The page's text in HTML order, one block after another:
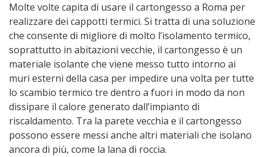
Molte volte capita di usare il cartongesso a Roma per
realizzare dei cappotti termici. Si tratta di una soluzione
che consente di migliore di molto l’isolamento termico,
soprattutto in abitazioni vecchie, il cartongesso è un
materiale isolante che viene messo tutto intorno ai
muri esterni della casa per impedire una volta per tutte
lo scambio termico tre dentro a fuori in modo da non
dissipare il calore generato dall’impianto di
riscaldamento. Tra la parete vecchia e il cartongesso
possono essere messi anche altri materiali che isolano
ancora di più, come la lana di roccia.